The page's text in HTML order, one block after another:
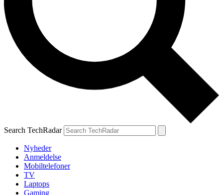
Search TechRadar
Nyheder
Anmeldelse
Mobiltelefoner
TV
Laptops
Gaming